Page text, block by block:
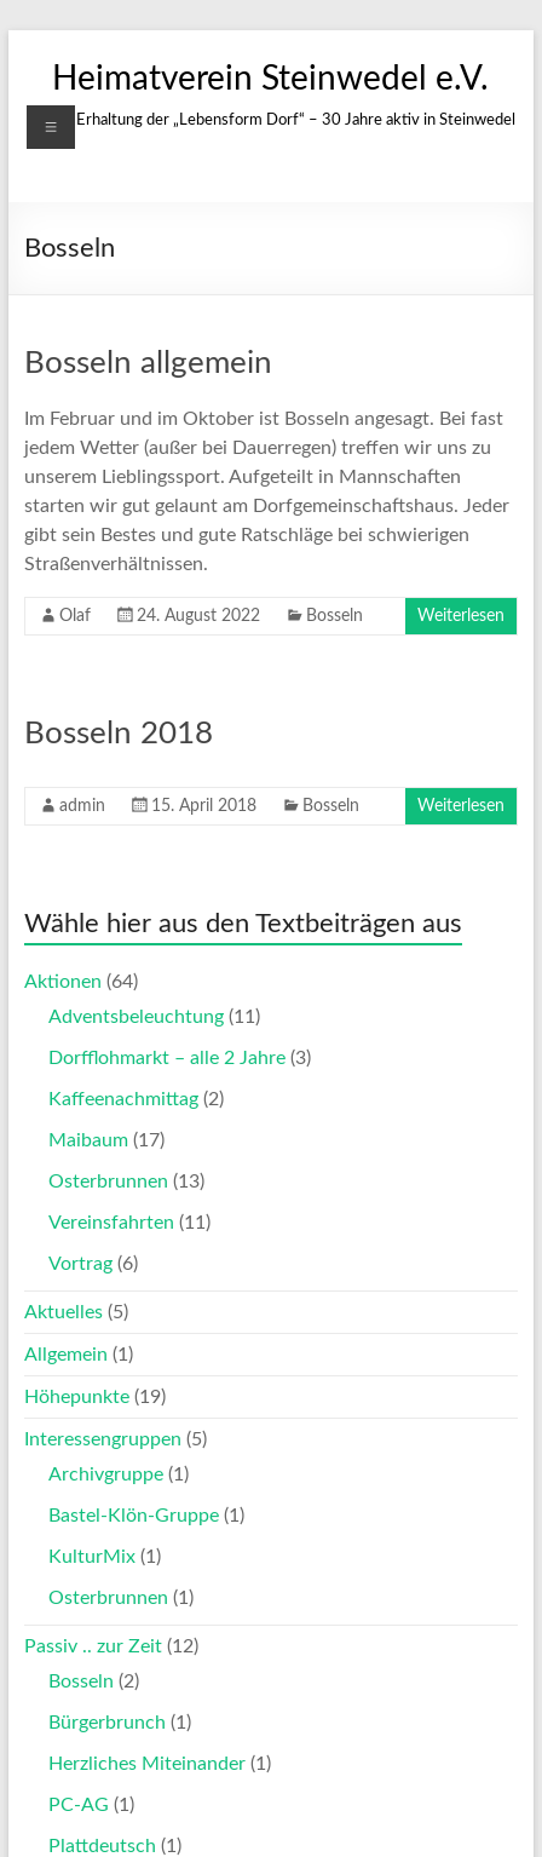
Inhalt
springenHeimatverein Steinwedel e.V.
Für die Erhaltung der „Lebensform Dorf“ – 30 Jahre aktiv in Steinwedel
Menü
Bosseln
Bosseln allgemein
Im Februar und im Oktober ist Bosseln angesagt. Bei fast
jedem Wetter (außer bei Dauerregen) treffen wir uns zu
unserem Lieblingssport. Aufgeteilt in Mannschaften
starten wir gut gelaunt am Dorfgemeinschaftshaus. Jeder
gibt sein Bestes und gute Ratschläge bei schwierigen
Straßenverhältnissen.
Olaf 24. August 2022 Bosseln Weiterlesen
Bosseln 2018
admin 15. April 2018 Bosseln Weiterlesen
Wähle hier aus den Textbeiträgen aus
Aktionen (64)
Adventsbeleuchtung(11)
Dorfflohmarkt – alle 2 Jahre(3)
Kaffeenachmittag(2)
Maibaum(17)
Osterbrunnen (13)
Vereinsfahrten (11)
Vortrag(6)
Aktuelles(5)
Allgemein (1)
Höhepunkte(19)
Interessengruppen (5)
Archivgruppe(1)
Bastel-Klön-Gruppe(1)
KulturMix(1)
Osterbrunnen (1)
Passiv .. zur Zeit(12)
Bosseln (2)
Bürgerbrunch (1)
Herzliches Miteinander(1)
PC-AG (1)
Plattdeutsch (1)